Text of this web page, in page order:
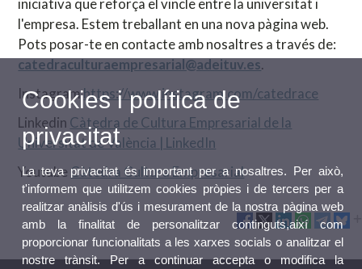
iniciativa que reforça el vincle entre la universitat i
l'empresa. Estem treballant en una nova pàgina web.
Pots posar-te en contacte amb nosaltres a través de:
catedraculturaempresarial@adeituv.es.
Instagramhttps://www.instagram.com/catedrace
Linkedin Càtedra de Cultura Empresarial de la
Universitat de València | LinkedIn
Youtube Càtedra Cultura Empresarial
Cookies i política de
privacitat
La teva privacitat és important per a nosaltres. Per això,
t'informem que utilitzem cookies pròpies i de tercers per a
realitzar anàlisis d'ús i mesurament de la nostra pàgina web
amb la finalitat de personalitzar continguts,així com
proporcionar funcionalitats a les xarxes socials o analitzar el
nostre trànsit. Per a continuar accepta o modifica la